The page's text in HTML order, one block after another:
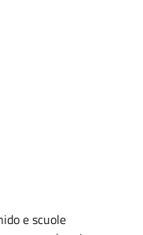
e scuole